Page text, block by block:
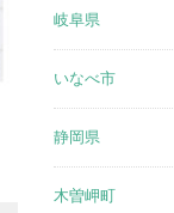
岐阜県
いなべ市
静岡県
木曽岬町